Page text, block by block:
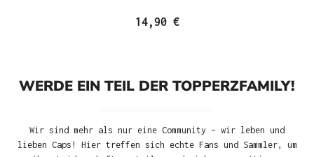
14,90 €
WERDE EIN TEIL DER TOPPERZFAMILY!
Wir sind mehr als nur eine Community – wir leben und
lieben Caps! Hier treffen sich echte Fans und Sammler, um